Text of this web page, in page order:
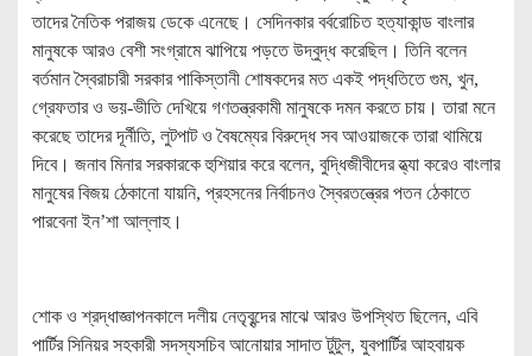
তাদের নৈতিক পরাজয় ডেকে এনেছে। সেদিনকার বর্বরোচিত হত্যাকান্ড বাংলার
মানুষকে আরও বেশী সংগ্রামে ঝাপিয়ে পড়তে উদ্বুদ্ধ করেছিল। তিনি বলেন
বর্তমান স্বৈরাচারী সরকার পাকিস্তানী শোষকদের মত একই পদ্ধতিতে গুম, খুন,
গ্রেফতার ও ভয়-ভীতি দেখিয়ে গণতন্ত্রকামী মানুষকে দমন করতে চায়। তারা মনে
করেছে তাদের দূর্নীতি, লুটপাট ও বৈষম্যের বিরুদ্ধে সব আওয়াজকে তারা থামিয়ে
দিবে। জনাব মিনার সরকারকে হুশিয়ার করে বলেন, বুদ্ধিজীবীদের হ্ত্যা করেও বাংলার
মানুষের বিজয় ঠেকানো যায়নি, প্রহসনের নির্বাচনও স্বৈরতন্ত্রের পতন ঠেকাতে
পারবেনা ইন’শা আল্লাহ।
শোক ও শ্রদ্ধাজ্ঞাপনকালে দলীয় নেতৃবৃন্দের মাঝে আরও উপস্থিত ছিলেন, এবি
পার্টির সিনিয়র সহকারী সদস্যসচিব আনোয়ার সাদাত টুটুল, যুবপার্টির আহবায়ক